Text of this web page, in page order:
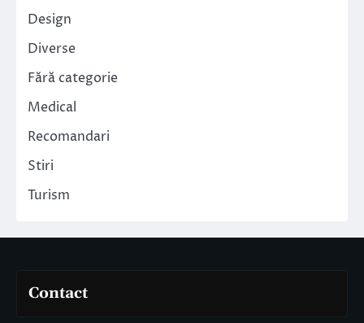
Design
Diverse
Fără categorie
Medical
Recomandari
Stiri
Turism
Contact